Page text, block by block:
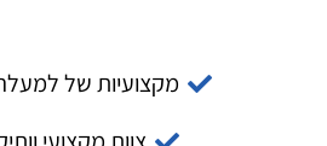
מקצועיות של למעלה מ-